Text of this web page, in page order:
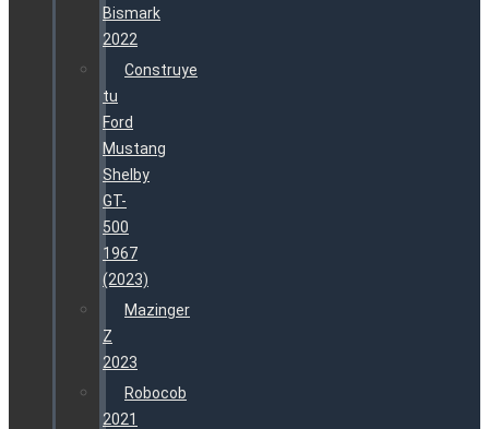
Bismark
2022
Construye
tu
Ford
Mustang
Shelby
GT-
500
1967
(2023)
Mazinger
Z
2023
Robocob
2021